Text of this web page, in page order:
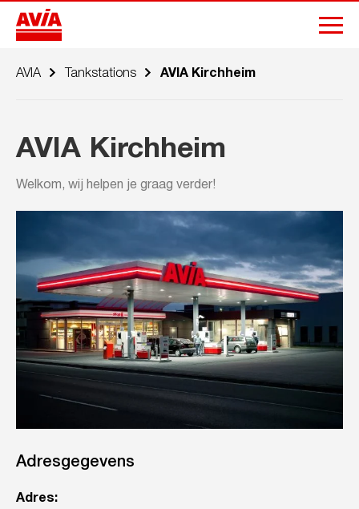
AVIA Tankstations AVIA Kirchheim
AVIA Kirchheim
Welkom, wij helpen je graag verder!
Adresgegevens
Adres: